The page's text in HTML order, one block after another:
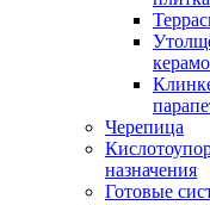
Черепица
назначения
Готовые